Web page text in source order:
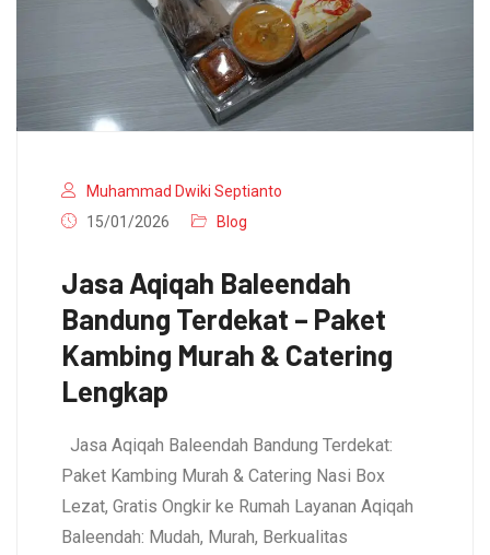
Muhammad Dwiki Septianto
15/01/2026
Blog
Jasa Aqiqah Baleendah
Bandung Terdekat – Paket
Kambing Murah & Catering
Lengkap
Jasa Aqiqah Baleendah Bandung Terdekat:
Paket Kambing Murah & Catering Nasi Box
Lezat, Gratis Ongkir ke Rumah Layanan Aqiqah
Baleendah: Mudah, Murah, Berkualitas